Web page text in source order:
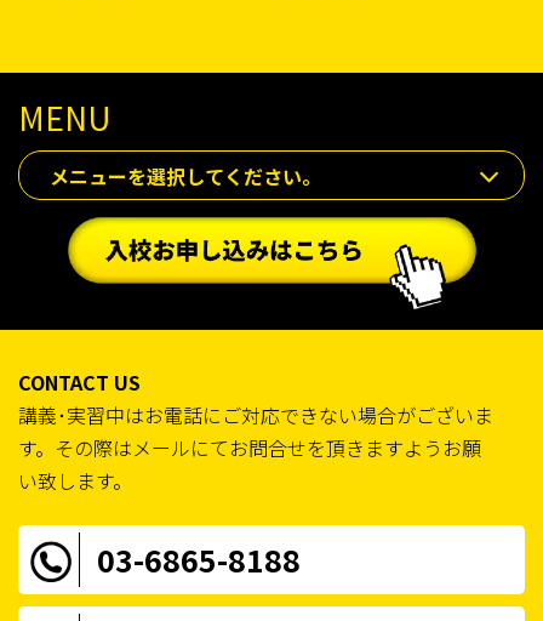
MENU
メニューを選択してください。
CONTACT US
講義･実習中はお電話にご対応できない場合がございま
す。その際はメールにてお問合せを頂きますようお願
い致します。
03-6865-8188